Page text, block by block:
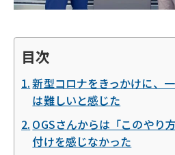
目次
新型コロナをきっかけに、
は難しいと感じた
OGSさんからは「このやり
付けを感じなかった